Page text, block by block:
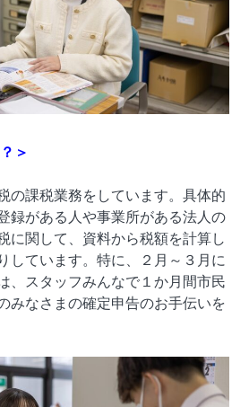
＞
の課税業務をしています。具体的
録がある人や事業所がある法人の
に関して、資料から税額を計算し
しています。特に、２月～３月に
、スタッフみんなで１か月間市民
みなさまの確定申告のお手伝いを